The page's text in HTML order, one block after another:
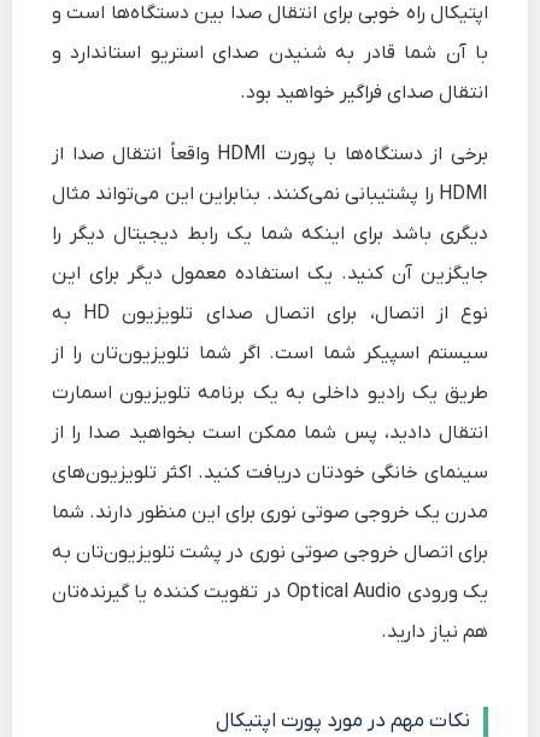
اپتیکال راه خوبی برای انتقال صدا بین دستگاه‌ها است و
با آن شما قادر به شنیدن صدای استریو استاندارد و
انتقال صدای فراگیر خواهید بود.
برخی از دستگاه‌ها با پورت HDMI واقعاً انتقال صدا از
HDMI را پشتیبانی نمی‌کنند. بنابراین این می‌تواند مثال
دیگری باشد برای اینکه شما یک رابط دیجیتال دیگر را
جایگزین آن کنید. یک استفاده معمول دیگر برای این
نوع از اتصال، برای اتصال صدای تلویزیون HD به
سیستم اسپیکر شما است. اگر شما تلویزیون‌تان را از
طریق یک رادیو داخلی به یک برنامه تلویزیون اسمارت
انتقال دادید، پس شما ممکن است بخواهید صدا را از
سینمای خانگی خودتان دریافت کنید. اکثر تلویزیون‌های
مدرن یک خروجی صوتی نوری برای این منظور دارند. شما
برای اتصال خروجی صوتی نوری در پشت تلویزیون‌تان به
یک ورودی Optical Audio در تقویت کننده یا گیرنده‌تان
هم نیاز دارید.
نکات مهم در مورد پورت اپتیکال